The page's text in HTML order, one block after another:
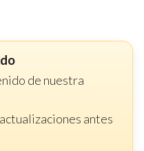
de nuestra
antes